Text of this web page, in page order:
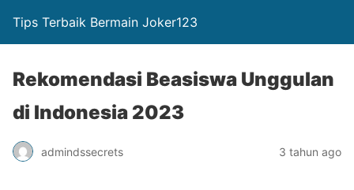
Tips Terbaik Bermain Joker123
Rekomendasi Beasiswa Unggulan
di Indonesia 2023
admindssecrets 3 tahun ago